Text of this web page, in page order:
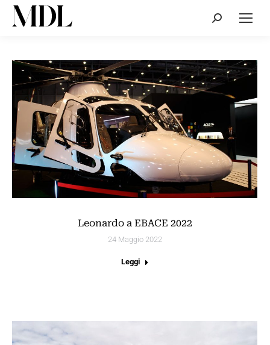
Cerca:
Leonardo a EBACE 2022
24 Maggio 2022
Leggi